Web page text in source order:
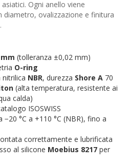
Ogni anello viene
ovalizzazione e finitura
(tolleranza ±0,02 mm)
O-ring
NBR, durezza Shore A 70
(alta temperatura, resistente ai
calda)
ISOSWISS
°C a +110 °C (NBR), fino a
correttamente e lubrificata
al silicone Moebius 8217 per